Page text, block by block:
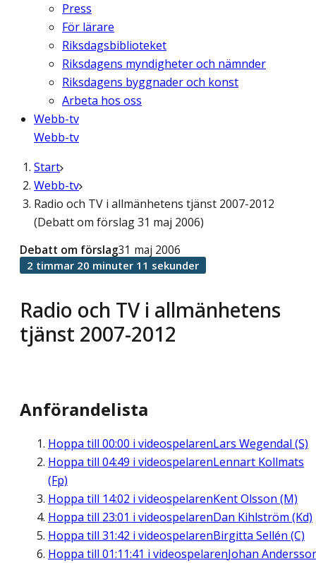
Press
För lärare
Riksdagsbiblioteket
Riksdagens myndigheter och nämnder
Riksdagens byggnader och konst
Arbeta hos oss
Webb-tv
Webb-tv
Start
Webb-tv
Radio och TV i allmänhetens tjänst 2007-2012
(Debatt om förslag 31 maj 2006)
Radio och TV i allmänhetens
tjänst 2007-2012
Debatt om förslag31 maj 2006
2 timmar 20 minuter 11 sekunder
Anförandelista
Hoppa till 00:00 i videospelarenLars Wegendal (S)
Hoppa till 04:49 i videospelarenLennart Kollmats
(Fp)
Hoppa till 14:02 i videospelarenKent Olsson (M)
Hoppa till 23:01 i videospelarenDan Kihlström (Kd)
Hoppa till 31:42 i videospelarenBirgitta Sellén (C)
Hoppa till 01:11:41 i videospelarenJohan